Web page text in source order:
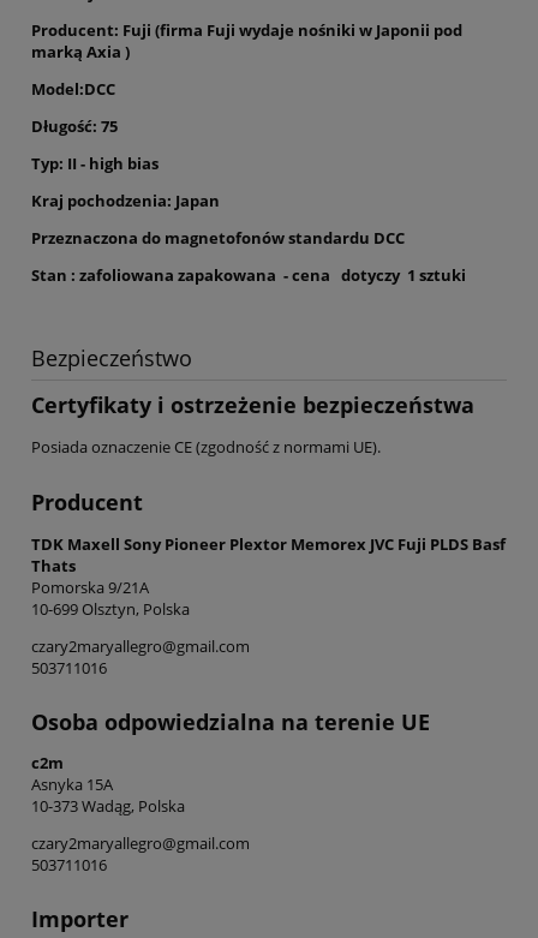
Producent: Fuji (firma Fuji wydaje nośniki w Japonii pod
marką Axia )
Model:DCC
Długość: 75
Typ: II - high bias
Kraj pochodzenia: Japan
Przeznaczona do magnetofonów standardu DCC
Stan : zafoliowana zapakowana - cena dotyczy 1 sztuki
Bezpieczeństwo
Certyfikaty i ostrzeżenie bezpieczeństwa
Posiada oznaczenie CE (zgodność z normami UE).
Producent
TDK Maxell Sony Pioneer Plextor Memorex JVC Fuji PLDS Basf
Thats
Pomorska 9/21A
10-699 Olsztyn, Polska
czary2maryallegro@gmail.com
503711016
Osoba odpowiedzialna na terenie UE
c2m
Asnyka 15A
10-373 Wadąg, Polska
czary2maryallegro@gmail.com
503711016
Importer